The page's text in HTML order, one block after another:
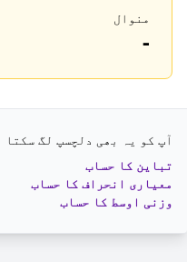
منوال
-
آپ کو یہ بھی دلچسپ لگ سکتا
تباین کا حساب
معیاری انحراف کا حساب
وزنی اوسط کا حساب